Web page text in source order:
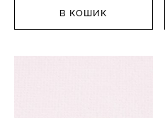
В КОШИК